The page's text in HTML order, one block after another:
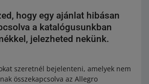
hogy egy ajánlat hibásan
a katalógusunkban
jelezheted nekünk.
szeretnél bejelenteni, amelyek nem
összekapcsolva az Allegro